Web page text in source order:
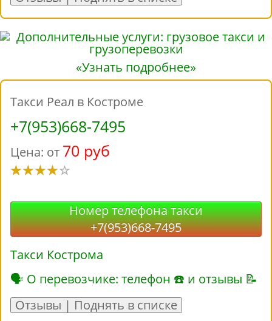
«Узнать подробнее»
Такси Реал в Костроме
+7(953)668-7495
Цена: от 70 руб
Номер телефона такси
+7(953)668-7495
Такси Кострома
🗣 О перевозчике: телефон ☎ и отзывы 📝
Отзывы | Поднять в списке